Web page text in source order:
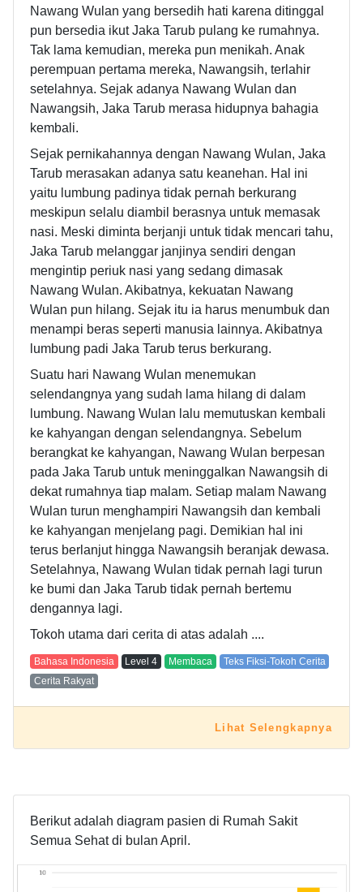
Nawang Wulan yang bersedih hati karena ditinggal
pun bersedia ikut Jaka Tarub pulang ke rumahnya.
Tak lama kemudian, mereka pun menikah. Anak
perempuan pertama mereka, Nawangsih, terlahir
setelahnya. Sejak adanya Nawang Wulan dan
Nawangsih, Jaka Tarub merasa hidupnya bahagia
kembali.
Sejak pernikahannya dengan Nawang Wulan, Jaka
Tarub merasakan adanya satu keanehan. Hal ini
yaitu lumbung padinya tidak pernah berkurang
meskipun selalu diambil berasnya untuk memasak
nasi. Meski diminta berjanji untuk tidak mencari tahu,
Jaka Tarub melanggar janjinya sendiri dengan
mengintip periuk nasi yang sedang dimasak
Nawang Wulan. Akibatnya, kekuatan Nawang
Wulan pun hilang. Sejak itu ia harus menumbuk dan
menampi beras seperti manusia lainnya. Akibatnya
lumbung padi Jaka Tarub terus berkurang.
Suatu hari Nawang Wulan menemukan
selendangnya yang sudah lama hilang di dalam
lumbung. Nawang Wulan lalu memutuskan kembali
ke kahyangan dengan selendangnya. Sebelum
berangkat ke kahyangan, Nawang Wulan berpesan
pada Jaka Tarub untuk meninggalkan Nawangsih di
dekat rumahnya tiap malam. Setiap malam Nawang
Wulan turun menghampiri Nawangsih dan kembali
ke kahyangan menjelang pagi. Demikian hal ini
terus berlanjut hingga Nawangsih beranjak dewasa.
Setelahnya, Nawang Wulan tidak pernah lagi turun
ke bumi dan Jaka Tarub tidak pernah bertemu
dengannya lagi.
Tokoh utama dari cerita di atas adalah ....
Bahasa Indonesia Level 4 Membaca
Teks Fiksi-Tokoh Cerita
Cerita Rakyat
Lihat Selengkapnya
Berikut adalah diagram pasien di Rumah Sakit
Semua Sehat di bulan April.